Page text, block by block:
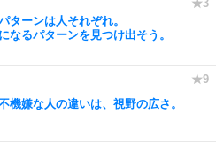
ターンは人それぞれ。
なるパターンを見つけ出そう。
機嫌な人の違いは、視野の広さ。